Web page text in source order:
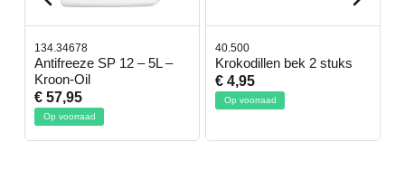
134.34678
Antifreeze SP 12 – 5L –
Kroon-Oil
€ 57,95
Op voorraad
40.500
Krokodillen bek 2 stuks
€ 4,95
Op voorraad